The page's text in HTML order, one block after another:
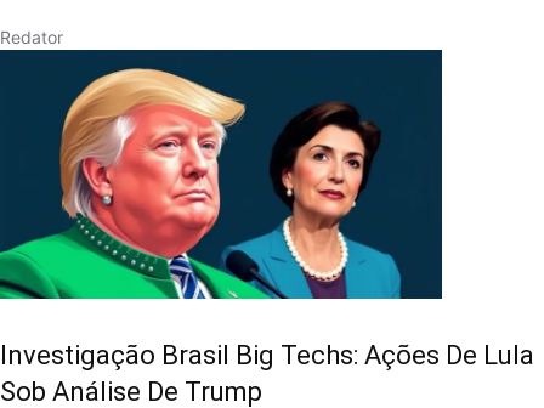
Redator
Investigação Brasil Big Techs: Ações De Lula
Sob Análise De Trump